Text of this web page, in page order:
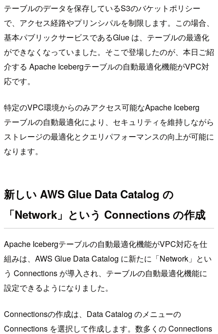
テーブルのデータを保存しているS3のバケットポリシー
で、アクセス経路やプリンシパルを制限します。この場合、
基本パブリックサービスであるGlue は、テーブルの最適化
ができなくなっていました。そこで登場したのが、本日ご紹
介する Apache Icebergテーブルの自動最適化機能がVPC対
応です。
特定のVPC環境からのみアクセス可能なApache Iceberg
テーブルの自動最適化により、セキュリティを維持しながら
ストレージの最適化とクエリパフォーマンスの向上が可能に
なります。
新しい AWS Glue Data Catalog の
「Network」という Connections の作成
Apache Icebergテーブルの自動最適化機能がVPC対応を仕
組みは、AWS Glue Data Catalog に新たに「Network」とい
う Connections が導入され、テーブルの自動最適化機能に
設定できるようになりました。
Connectionsの作成は、Data Catalog のメニューの
Connections を選択して作成します。数多くの Connections